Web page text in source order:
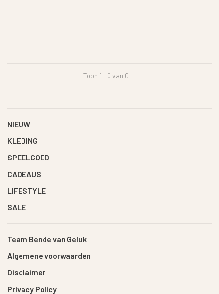
Toon 1 - 0 van 0
NIEUW
KLEDING
SPEELGOED
CADEAUS
LIFESTYLE
SALE
Team Bende van Geluk
Algemene voorwaarden
Disclaimer
Privacy Policy